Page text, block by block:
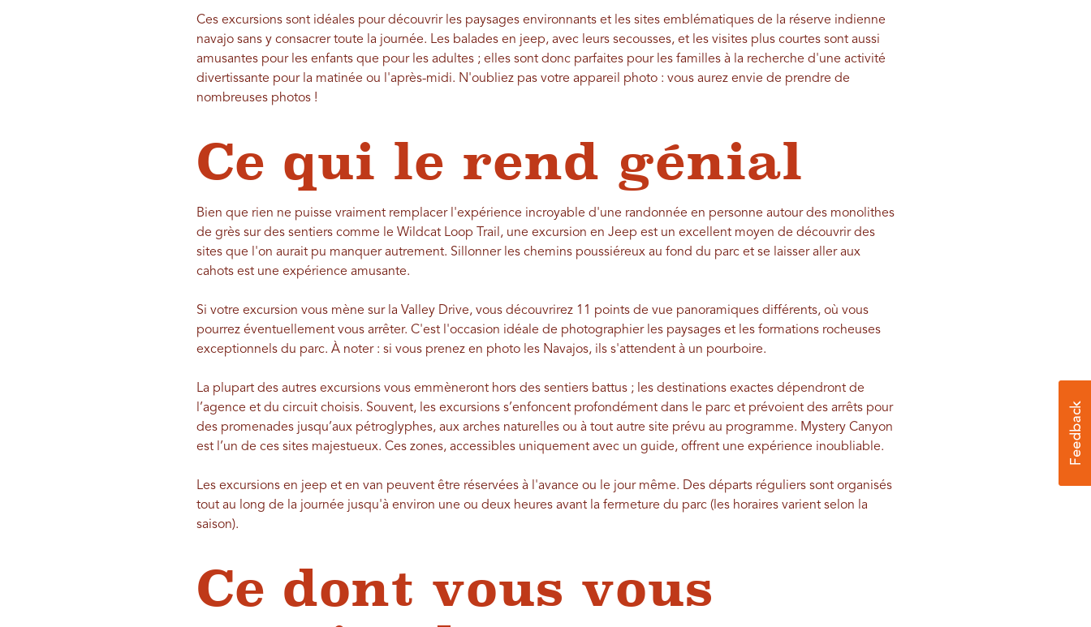
Ces excursions sont idéales pour découvrir les paysages environnants et les sites emblématiques de la réserve indienne
navajo sans y consacrer toute la journée. Les balades en jeep, avec leurs secousses, et les visites plus courtes sont aussi
amusantes pour les enfants que pour les adultes ; elles sont donc parfaites pour les familles à la recherche d'une activité
divertissante pour la matinée ou l'après-midi. N'oubliez pas votre appareil photo : vous aurez envie de prendre de
nombreuses photos !
Ce qui le rend génial
Bien que rien ne puisse vraiment remplacer l'expérience incroyable d'une randonnée en personne autour des monolithes
de grès sur des sentiers comme le Wildcat Loop Trail, une excursion en Jeep est un excellent moyen de découvrir des
sites que l'on aurait pu manquer autrement. Sillonner les chemins poussiéreux au fond du parc et se laisser aller aux
cahots est une expérience amusante.
Si votre excursion vous mène sur la Valley Drive, vous découvrirez 11 points de vue panoramiques différents, où vous
pourrez éventuellement vous arrêter. C'est l'occasion idéale de photographier les paysages et les formations rocheuses
exceptionnels du parc. À noter : si vous prenez en photo les Navajos, ils s'attendent à un pourboire.
La plupart des autres excursions vous emmèneront hors des sentiers battus ; les destinations exactes dépendront de
l’agence et du circuit choisis. Souvent, les excursions s’enfoncent profondément dans le parc et prévoient des arrêts pour
des promenades jusqu’aux pétroglyphes, aux arches naturelles ou à tout autre site prévu au programme. Mystery Canyon
est l’un de ces sites majestueux. Ces zones, accessibles uniquement avec un guide, offrent une expérience inoubliable.
Les excursions en jeep et en van peuvent être réservées à l'avance ou le jour même. Des départs réguliers sont organisés
tout au long de la journée jusqu'à environ une ou deux heures avant la fermeture du parc (les horaires varient selon la
saison).
Ce dont vous vous